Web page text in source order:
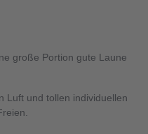
große Portion gute Laune
Luft und tollen individuellen